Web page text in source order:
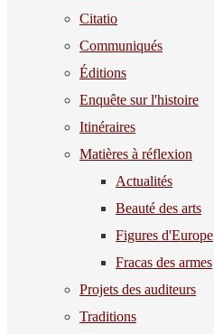
Citatio
Communiqués
Éditions
Enquête sur l'histoire
Itinéraires
Matières à réflexion
Actualités
Beauté des arts
Figures d'Europe
Fracas des armes
Projets des auditeurs
Traditions